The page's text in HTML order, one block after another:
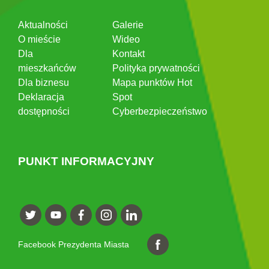
Aktualności
O mieście
Dla
mieszkańców
Dla biznesu
Deklaracja
dostępności
Galerie
Wideo
Kontakt
Polityka prywatności
Mapa punktów Hot
Spot
Cyberbezpieczeństwo
PUNKT INFORMACYJNY
Facebook Prezydenta Miasta